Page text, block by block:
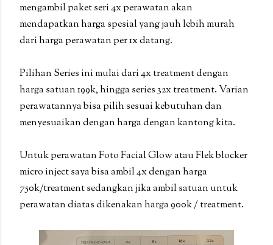
mengambil paket seri 4x perawatan akan
mendapatkan harga spesial yang jauh lebih murah
dari harga perawatan per 1x datang.
Pilihan Series ini mulai dari 4x treatment dengan
harga satuan 199k, hingga series 32x treatment. Varian
perawatannya bisa pilih sesuai kebutuhan dan
menyesuaikan dengan harga dengan kantong kita.
Untuk perawatan Foto Facial Glow atau Flek blocker
micro inject saya bisa ambil 4x dengan harga
750k/treatment sedangkan jika ambil satuan untuk
perawatan diatas dikenakan harga 900k / treatment.